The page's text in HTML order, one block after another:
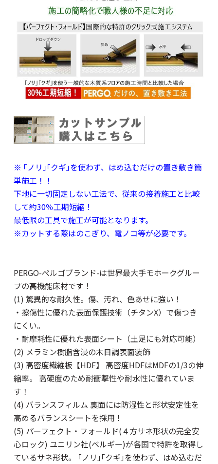
※ ｢ノリ｣｢クギ｣を使わず、はめ込むだけの置き敷き簡
単施工！！
下地に一切固定しない工法で、従来の接着施工と比較
して約30％工期短縮！
最低限の工具で施工が可能となります。
※カットする際はのこぎり、電ノコ等が必要です。
PERGO-ぺルゴブランド-は世界最大手モホークグルー
プの高機能床材です！
(1) 驚異的な耐久性。傷、汚れ、色あせに強い！
・擦傷性に優れた表面保護技術（チタンX）で傷つき
にくい。
・耐摩耗性に優れた表面シート（土足にも対応可能）
(2) メラミン樹脂含浸の木目調表面装飾
(3) 高密度繊維板【HDF】 高密度HDFはMDFの1/3の伸
縮率。 高硬度のため耐衝撃性や耐水性に優れていま
す！
(4) バランスフィルム 裏面には防湿性と形状安定性を
高めるバランスシートを採用！
(5) パーフェクト・フォールド(４方サネ形状の完全安
心ロック) ユニリン社(ベルギー)が各国で特許を取得し
ているサネ形状。 ｢ノリ｣｢クギ｣を使わず、はめ込むだ